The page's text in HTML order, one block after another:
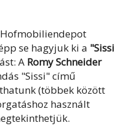
se hagyjuk ki a "Sissi
A Romy Schneider
"Sissi" című
(többek között
használt